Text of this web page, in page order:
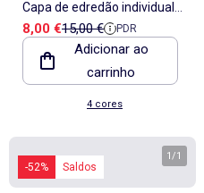
Capa de edredão individual
140x200
Preço de venda
8,00 €Preço de referência
15,00 € PDR
Adicionar ao
carrinho
4 cores
-52% Saldos
1 /1